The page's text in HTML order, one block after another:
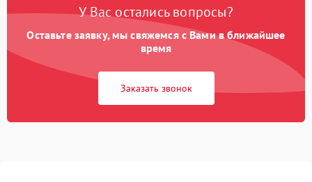
У Вас остались вопросы?
Оставьте заявку, мы свяжемся с Вами в ближайшее
время
Заказать звонок